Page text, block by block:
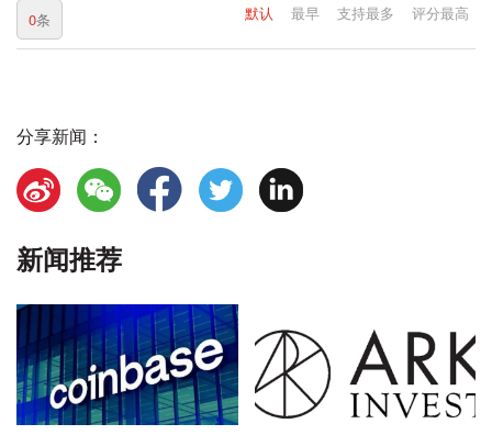
默认 最早 支持最多 评分最高
0条
分享新闻：
新闻推荐